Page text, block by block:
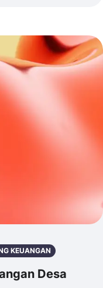
KEUANGAN
Desa